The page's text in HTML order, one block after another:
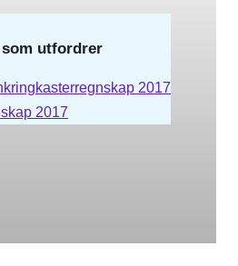
utfordrer
2017
2017